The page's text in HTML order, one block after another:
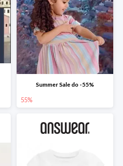
Summer Sale do -55%
55%